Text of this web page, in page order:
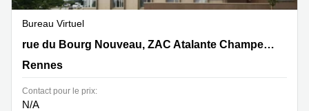
Bureau Virtuel
18 rue du Bourg Nouveau, ZAC Atalante Champeaux,rue du Bourg Nouveau, ZAC Atalante Champeaux
Rennes
Contact pour le prix:
N/A